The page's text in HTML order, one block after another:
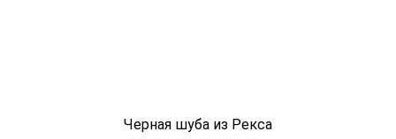
Черная шуба из Рекса